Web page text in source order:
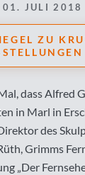
01. JULI 2018
ZU
dass Alfred
in Marl in
des
Grimms
„Der